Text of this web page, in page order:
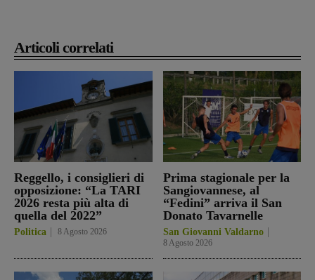
Articoli correlati
Reggello, i consiglieri di
opposizione: “La TARI
2026 resta più alta di
quella del 2022”
Politica 8 Agosto 2026
Prima stagionale per la
Sangiovannese, al
“Fedini” arriva il San
Donato Tavarnelle
San Giovanni Valdarno
8 Agosto 2026